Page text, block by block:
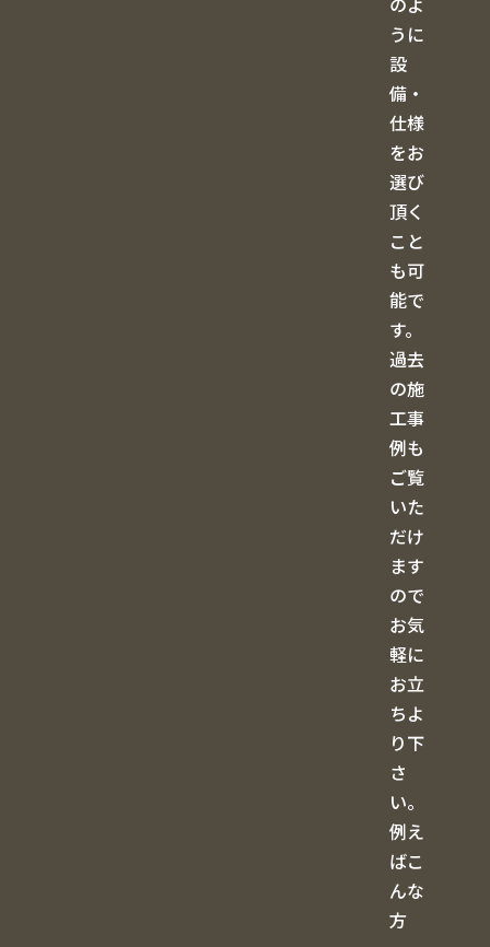
うに
設
備・
仕様
をお
選び
頂く
こと
も可
能で
す。
過去
の施
工事
例も
ご覧
いた
だけ
ます
ので
お気
軽に
お立
ちよ
り下
さ
い。
例え
ばこ
んな
方